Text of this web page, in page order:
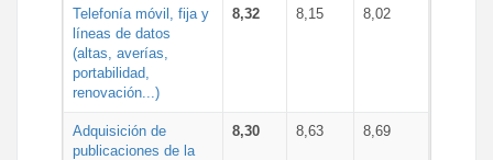
Telefonía móvil, fija y
líneas de datos
(altas, averías,
portabilidad,
renovación...)
8,32 8,15 8,02
Adquisición de
publicaciones de la
8,30 8,63 8,69